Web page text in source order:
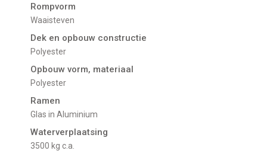
Rompvorm
Waaisteven
Dek en opbouw constructie
Polyester
Opbouw vorm, materiaal
Polyester
Ramen
Glas in Aluminium
Waterverplaatsing
3500 kg c.a.